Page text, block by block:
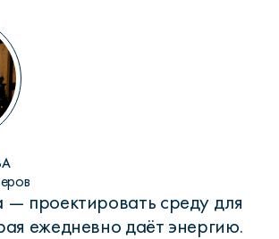
— проектировать среду для
ежедневно даёт энергию.